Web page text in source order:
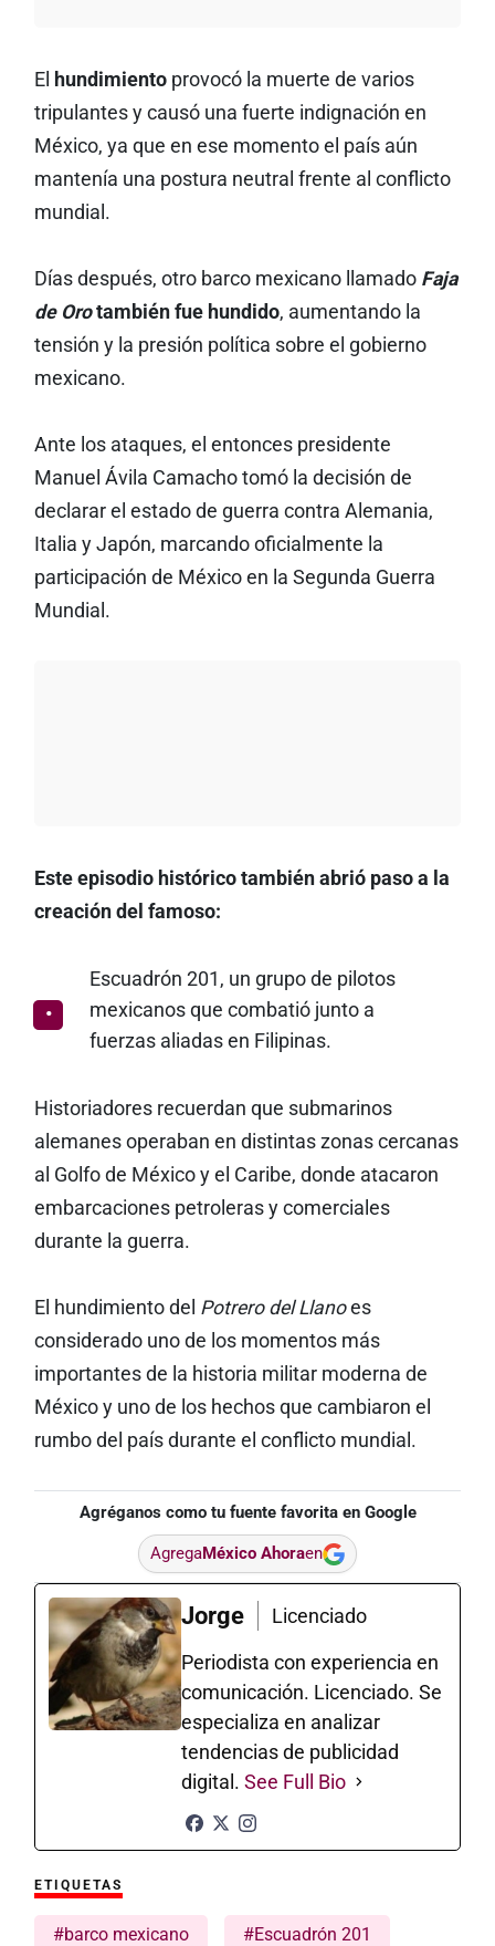
El hundimiento provocó la muerte de varios
tripulantes y causó una fuerte indignación en
México, ya que en ese momento el país aún
mantenía una postura neutral frente al conflicto
mundial.
Días después, otro barco mexicano llamado Faja
de Orotambién fue hundido, aumentando la
tensión y la presión política sobre el gobierno
mexicano.
Ante los ataques, el entonces presidente
Manuel Ávila Camacho tomó la decisión de
declarar el estado de guerra contra Alemania,
Italia y Japón, marcando oficialmente la
participación de México en la Segunda Guerra
Mundial.
Este episodio histórico también abrió paso a la
creación del famoso:
Escuadrón 201, un grupo de pilotos
mexicanos que combatió junto a
fuerzas aliadas en Filipinas.
Historiadores recuerdan que submarinos
alemanes operaban en distintas zonas cercanas
al Golfo de México y el Caribe, donde atacaron
embarcaciones petroleras y comerciales
durante la guerra.
El hundimiento del Potrero del Llanoes
considerado uno de los momentos más
importantes de la historia militar moderna de
México y uno de los hechos que cambiaron el
rumbo del país durante el conflicto mundial.
Agréganos como tu fuente favorita en Google
AgregaMéxico Ahoraen
Jorge
Licenciado
Periodista con experiencia en
comunicación. Licenciado. Se
especializa en analizar
tendencias de publicidad
digital. See Full Bio
ETIQUETAS
#barco mexicano #Escuadrón 201